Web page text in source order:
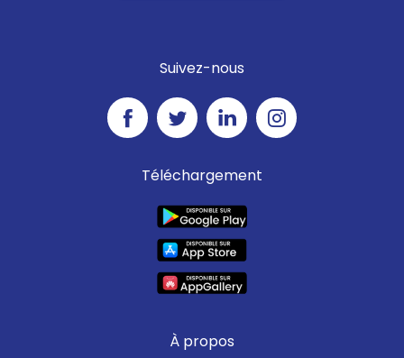
Suivez-nous
Téléchargement
À propos